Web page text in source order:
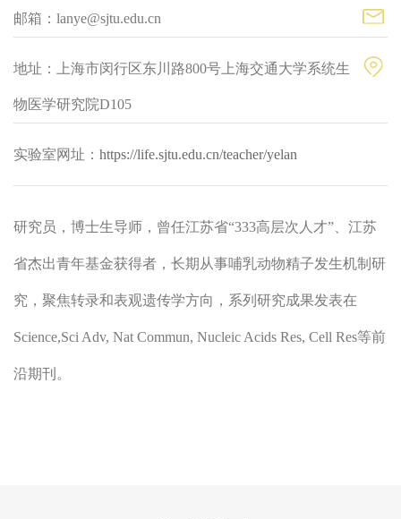
邮箱：lanye@sjtu.edu.cn
地址：上海市闵行区东川路800号上海交通大学系统生
物医学研究院D105
实验室网址： https://life.sjtu.edu.cn/teacher/yelan
研究员，博士生导师，曾任江苏省“333高层次人才”、江苏
省杰出青年基金获得者，长期从事哺乳动物精子发生机制研
究，聚焦转录和表观遗传学方向，系列研究成果发表在
Science,Sci Adv, Nat Commun, Nucleic Acids Res, Cell Res等前
沿期刊。